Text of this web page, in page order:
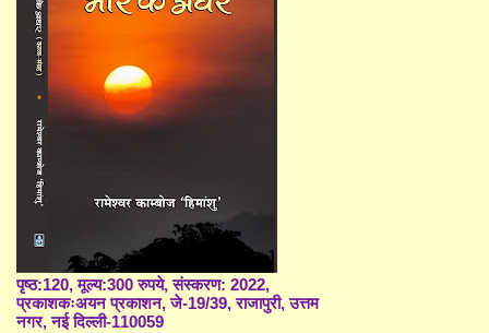
पृष्ठ:120, मूल्य:300 रुपये, संस्करण: 2022,
प्रकाशकःअयन प्रकाशन, जे-19/39, राजापुरी, उत्तम
नगर, नई दिल्ली-110059